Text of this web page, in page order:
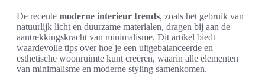
De recente moderne interieur trends, zoals het gebruik van
natuurlijk licht en duurzame materialen, dragen bij aan de
aantrekkingskracht van minimalisme. Dit artikel biedt
waardevolle tips over hoe je een uitgebalanceerde en
esthetische woonruimte kunt creëren, waarin alle elementen
van minimalisme en moderne styling samenkomen.